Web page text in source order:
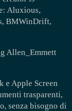
Aluxious,
BMWinDrift,
Allen_Emmett
e Apple Screen
trasparenti,
senza bisogno di